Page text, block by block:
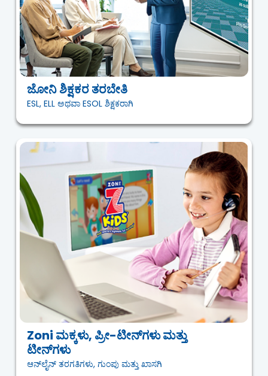
ಜೋನಿ ಶಿಕ್ಷಕರ ತರಬೇತಿ
ESL, ELL ಅಥವಾ ESOL ಶಿಕ್ಷಕರಾಗಿ
Zoni ಮಕ್ಕಳು, ಪ್ರೀ-ಟೀನ್‌ಗಳು ಮತ್ತು
ಟೀನ್‌ಗಳು
ಆನ್‌ಲೈನ್ ತರಗತಿಗಳು, ಗುಂಪು ಮತ್ತು ಖಾಸಗಿ